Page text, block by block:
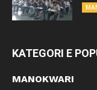
KATEGORI E
MANOKWARI